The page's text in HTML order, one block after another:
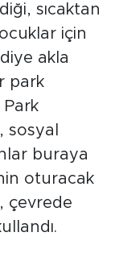
sıcaktan
için
akla
park
Park
sosyal
buraya
oturacak
çevrede